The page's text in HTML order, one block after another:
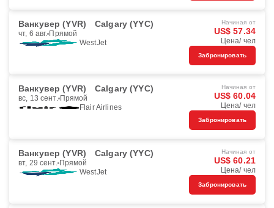
Ванкувер (YVR) Calgary (YYC)
чт, 6 авг. Прямой
WestJet
Начиная от
US$ 57.34
Цена/ чел
Забронировать
Ванкувер (YVR) Calgary (YYC)
вс, 13 сент. Прямой
Flair Airlines
Начиная от
US$ 60.04
Цена/ чел
Забронировать
Ванкувер (YVR) Calgary (YYC)
вт, 29 сент. Прямой
WestJet
Начиная от
US$ 60.21
Цена/ чел
Забронировать